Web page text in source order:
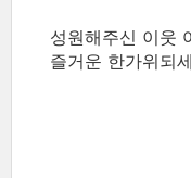
성원해주신 이웃
즐거운 한가위되